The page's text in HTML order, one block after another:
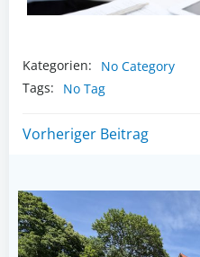
Kategorien:
No Category
Tags:
No Tag
Post
navigation
Vorheriger Beitrag